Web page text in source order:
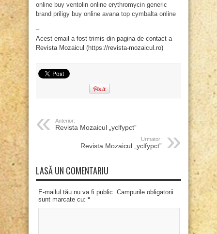
online buy ventolin online erythromycin generic
brand priligy buy online avana top cymbalta online
–
Acest email a fost trimis din pagina de contact a
Revista Mozaicul (https://revista-mozaicul.ro)
Anterior:
Revista Mozaicul „yclfypct”
Urmator:
Revista Mozaicul „yclfypct”
LASĂ UN COMENTARIU
E-mailul tău nu va fi public. Campurile obligatorii
sunt marcate cu: *